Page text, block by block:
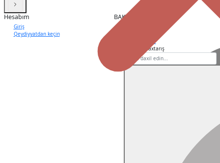
Hesabım
Giriş
Qeydiyyatdan keçin
BAKU BOOK CENTER
Bizimlə əlaqə
İSBN üzrə axtarış